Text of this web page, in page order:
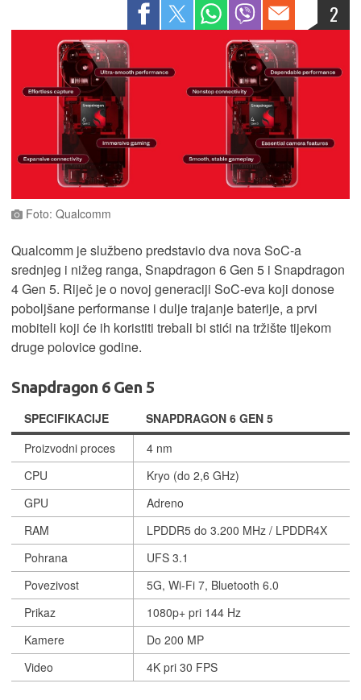
2
Foto: Qualcomm
Qualcomm je službeno predstavio dva nova SoC-a
srednjeg i nižeg ranga, Snapdragon 6 Gen 5 i Snapdragon
4 Gen 5. Riječ je o novoj generaciji SoC-eva koji donose
poboljšane performanse i dulje trajanje baterije, a prvi
mobiteli koji će ih koristiti trebali bi stići na tržište tijekom
druge polovice godine.
Snapdragon 6 Gen 5
SPECIFIKACIJE
SNAPDRAGON 6 GEN 5
Proizvodni proces
4 nm
CPU
Kryo (do 2,6 GHz)
GPU
Adreno
RAM
LPDDR5 do 3.200 MHz / LPDDR4X
Pohrana
UFS 3.1
Povezivost
5G, Wi-Fi 7, Bluetooth 6.0
Prikaz
1080p+ pri 144 Hz
Kamere
Do 200 MP
Video
4K pri 30 FPS